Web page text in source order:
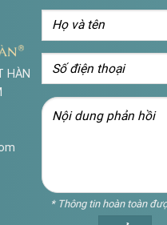
HÀN
* Thông tin hoàn toàn